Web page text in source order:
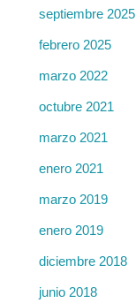
septiembre 2025
febrero 2025
marzo 2022
octubre 2021
marzo 2021
enero 2021
marzo 2019
enero 2019
diciembre 2018
junio 2018